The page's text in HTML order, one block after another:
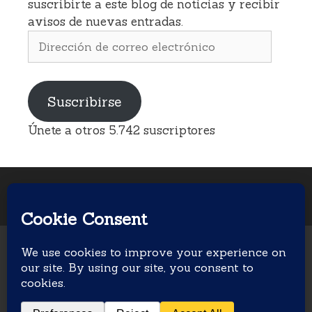
suscribirte a este blog de noticias y recibir
avisos de nuevas entradas.
Dirección
de
electrónico
Suscribirse
Únete a otros 5.742 suscriptores
por las compras adscritas que cumplen los requisitos
aplicables.
Aviso Legal
Política de Privacidad